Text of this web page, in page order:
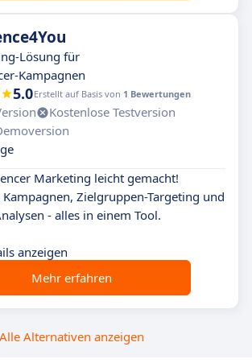
Lösung für
Kampagnen
5.0Erstellt auf Basis von 1 Bewertungen
Kostenlose Testversion
Marketing leicht gemacht!
Zielgruppen-Targeting und
- alles in einem Tool.
anzeigen
Mehr erfahren
Alle Alternativen anzeigen